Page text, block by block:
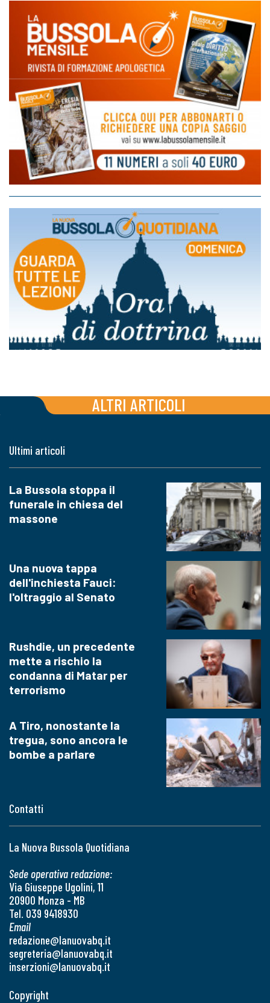
ALTRI ARTICOLI
Contatti
La Nuova Bussola Quotidiana
Sede operativa redazione:
Via Giuseppe Ugolini, 11
20900 Monza - MB
Tel. 039 9418930
Email
redazione@lanuovabq.it
segreteria@lanuovabq.it
inserzioni@lanuovabq.it
Ultimi articoli
La Bussola stoppa il
funerale in chiesa del
massone
Una nuova tappa
dell'inchiesta Fauci:
l'oltraggio al Senato
Rushdie, un precedente
mette a rischio la
condanna di Matar per
terrorismo
A Tiro, nonostante la
tregua, sono ancora le
bombe a parlare
Copyright